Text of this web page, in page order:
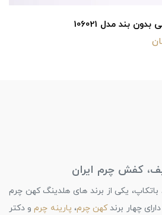
بند مدل 106021
کفش چرم ایران
باتکاپ، یکی از برند های هلدینگ کهن چرم
چهار برندکهن چرم، پارینه چرمو دکتر